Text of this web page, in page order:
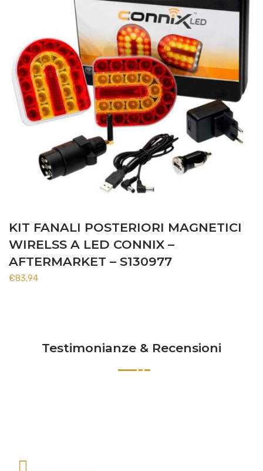
KIT FANALI POSTERIORI MAGNETICI
WIRELSS A LED CONNIX –
AFTERMARKET – S130977
€83,94
Testimonianze & Recensioni